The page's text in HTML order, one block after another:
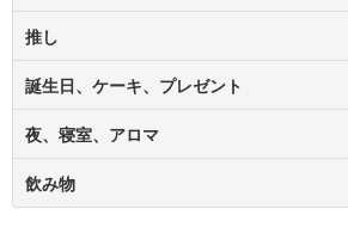
推し
誕生日、ケーキ、プレゼント
夜、寝室、アロマ
飲み物